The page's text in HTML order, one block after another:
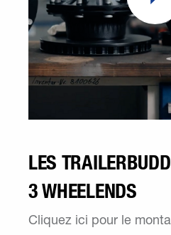
LES
3 WHEELENDS
Cliquez ici pour le